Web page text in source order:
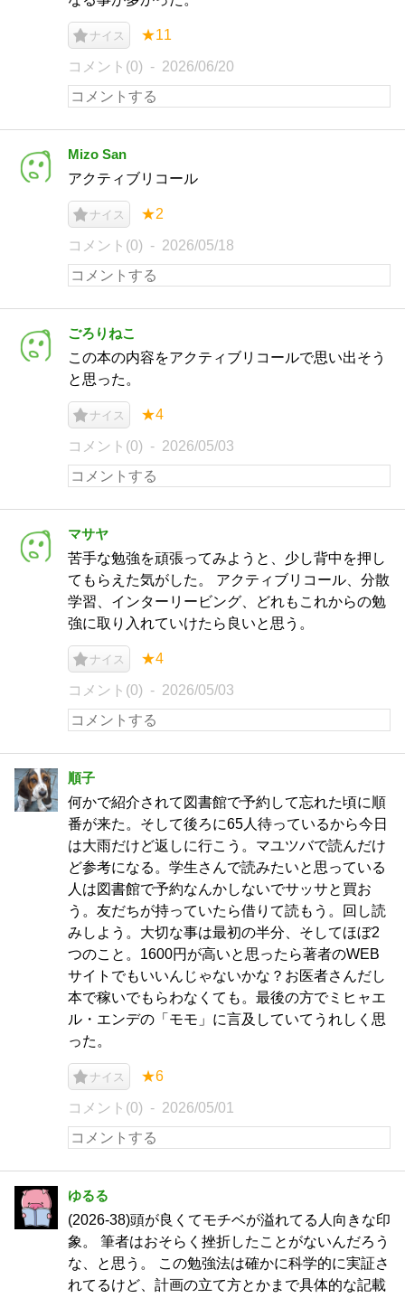
ナイス ★11
コメント(0) 2026/06/20
Mizo San
アクティブリコール
ナイス ★2
コメント(0) 2026/05/18
ごろりねこ
この本の内容をアクティブリコールで思い出そう
と思った。
ナイス ★4
コメント(0) 2026/05/03
マサヤ
苦手な勉強を頑張ってみようと、少し背中を押し
てもらえた気がした。 アクティブリコール、分散
学習、インターリービング、どれもこれからの勉
強に取り入れていけたら良いと思う。
ナイス ★4
コメント(0) 2026/05/03
順子
何かで紹介されて図書館で予約して忘れた頃に順
番が来た。そして後ろに65人待っているから今日
は大雨だけど返しに行こう。マユツバで読んだけ
ど参考になる。学生さんで読みたいと思っている
人は図書館で予約なんかしないでサッサと買お
う。友だちが持っていたら借りて読もう。回し読
みしよう。大切な事は最初の半分、そしてほぼ2
つのこと。1600円が高いと思ったら著者のWEB
サイトでもいいんじゃないかな？お医者さんだし
本で稼いでもらわなくても。最後の方でミヒャエ
ル・エンデの「モモ」に言及していてうれしく思
った。
ナイス ★6
コメント(0) 2026/05/01
ゆるる
(2026-38)頭が良くてモチベが溢れてる人向きな印
象。 筆者はおそらく挫折したことがないんだろう
な、と思う。 この勉強法は確かに科学的に実証さ
れてるけど、計画の立て方とかまで具体的な記載